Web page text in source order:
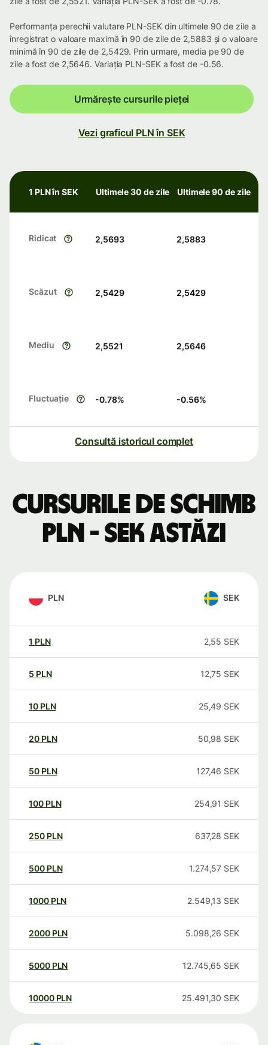
Performanța perechii valutare PLN-SEK din ultimele 90 de zile a
înregistrat o valoare maximă în 90 de zile de 2,5883 și o valoare
minimă în 90 de zile de 2,5429. Prin urmare, media pe 90 de
zile a fost de 2,5646. Variația PLN-SEK a fost de -0.56.
Urmărește cursurile pieței
Vezi graficul PLN în SEK
1 PLN în SEK Ultimele 30 de zile Ultimele 90 de zile
Ridicat 2,5693 2,5883
Scăzut 2,5429 2,5429
Mediu 2,5521 2,5646
Fluctuație -0.78% -0.56%
Consultă istoricul complet
Cursurile de schimb
PLN - SEK astăzi
PLN SEK
1 PLN 2,55 SEK
5 PLN 12,75 SEK
10 PLN 25,49 SEK
20 PLN 50,98 SEK
50 PLN 127,46 SEK
100 PLN 254,91 SEK
250 PLN 637,28 SEK
500 PLN 1.274,57 SEK
1000 PLN 2.549,13 SEK
2000 PLN 5.098,26 SEK
5000 PLN 12.745,65 SEK
10000 PLN 25.491,30 SEK